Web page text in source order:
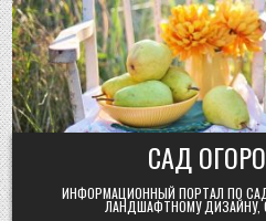
Skip
to
content
САД
ИНФОРМАЦИОННЫЙ ПОРТАЛ ПО
ЛАНДШАФТНОМУ ДИЗАЙНУ,